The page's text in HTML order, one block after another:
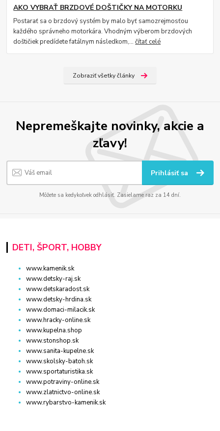
AKO VYBRAŤ BRZDOVÉ DOŠTIČKY NA MOTORKU
Postarať sa o brzdový systém by malo byť samozrejmosťou
každého správneho motorkára. Vhodným výberom brzdových
doštičiek predídete fatálnym následkom,...čítať celé
Zobraziť všetky články
Nepremeškajte novinky, akcie a
zľavy!
Prihlásiť sa
Môžete sa kedykoľvek odhlásiť. Zasielame raz za 14 dní.
DETI, ŠPORT, HOBBY
www.kamenik.sk
www.detsky-raj.sk
www.detskaradost.sk
www.detsky-hrdina.sk
www.domaci-milacik.sk
www.hracky-online.sk
www.kupelna.shop
www.stonshop.sk
www.sanita-kupelne.sk
www.skolsky-batoh.sk
www.sportaturistika.sk
www.potraviny-online.sk
www.zlatnictvo-online.sk
www.rybarstvo-kamenik.sk